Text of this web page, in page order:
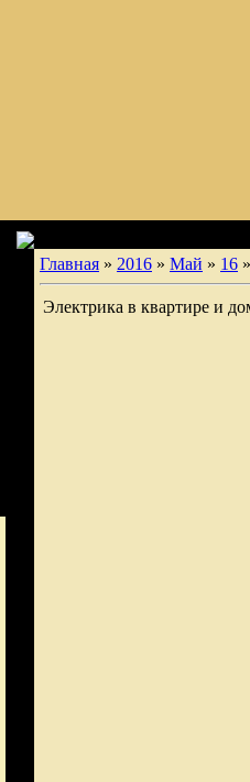
Главная » 2016 » Май » 16
Электрика в квартире и